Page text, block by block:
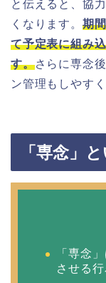
と伝えると、協
くなります。 期
て予定表に組み
す。さらに専念
ン管理もしやす
「専念」
「専念
させる